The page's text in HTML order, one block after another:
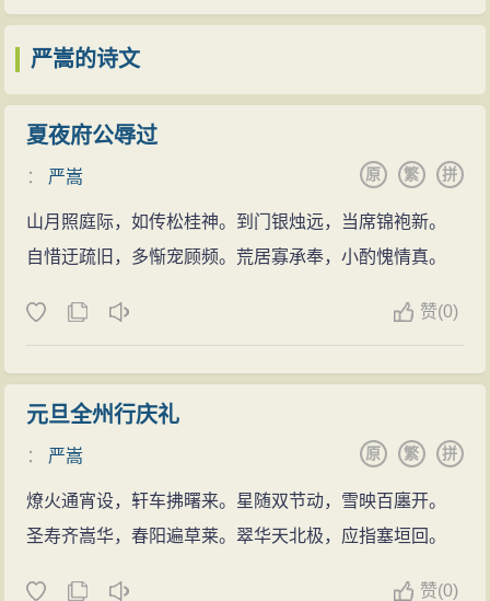
严嵩的诗文
夏夜府公辱过
： 严嵩 拼
繁
原
山月照庭际，如传松桂神。到门银烛远，当席锦袍新。
自惜迂疏旧，多惭宠顾频。荒居寡承奉，小酌愧情真。
赞(0)
元旦全州行庆礼
： 严嵩 拼
繁
原
燎火通宵设，轩车拂曙来。星随双节动，雪映百廛开。
圣寿齐嵩华，春阳遍草莱。翠华天北极，应指塞垣回。
赞(0)